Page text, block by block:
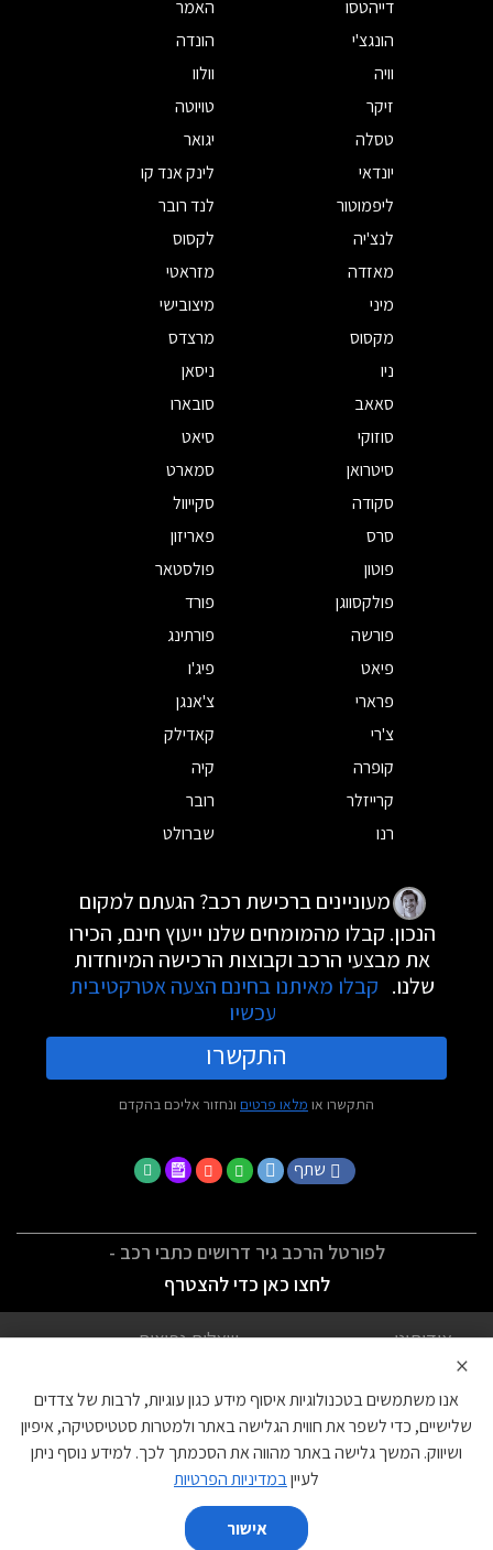
דייהטסו
האמר
הונגצ'י
הונדה
וויה
וולוו
זיקר
טויוטה
טסלה
יגואר
יונדאי
לינק אנד קו
ליפמוטור
לנד רובר
לנצ'יה
לקסוס
מאזדה
מזראטי
מיני
מיצובישי
מקסוס
מרצדס
ניו
ניסאן
סאאב
סובארו
סוזוקי
סיאט
סיטרואן
סמארט
סקודה
סקייוול
סרס
פאריזון
פוטון
פולסטאר
פולקסווגן
פורד
פורשה
פורתינג
פיאט
פיג'ו
פרארי
צ'אנגן
צ'רי
קאדילק
קופרה
קיה
קרייזלר
רובר
רנו
שברולט
מעוניינים ברכישת רכב? הגעתם למקום
הנכון. קבלו מהמומחים שלנו ייעוץ חינם, הכירו
את מבצעי הרכב וקבוצות הרכישה המיוחדות
שלנו. קבלו מאיתנו בחינם הצעה אטרקטיבית
עכשיו
התקשרו
התקשרו או מלאו פרטים ונחזור אליכם בהקדם
שתף
לפורטל הרכב גיר דרושים כתבי רכב -
לחצו כאן כדי להצטרף
אודותינו
שאלות נפוצות
הצהרת נגישות
צור קשר
עוגיות
×
אנו משתמשים בטכנולוגיות איסוף מידע כגון עוגיות, לרבות של צדדים
שלישיים, כדי לשפר את חווית הגלישה באתר ולמטרות סטטיסטיקה, איפיון
ושיווק. המשך גלישה באתר מהווה את הסכמתך לכך. למידע נוסף ניתן
לעייןבמדיניות הפרטיות
אישור